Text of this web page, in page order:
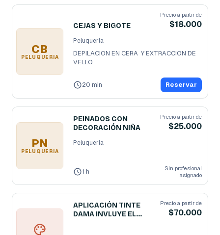
CB
PELUQUERIA
CEJAS Y BIGOTE
Precio a partir de
$18.000
Peluqueria
DEPILACION EN CERA  Y EXTRACCION DE
VELLO
20 min Reservar
PN
PELUQUERIA
PEINADOS CON
DECORACIÓN NIÑA
Precio a partir de
$25.000
Peluqueria
1 h
Sin profesional
asignado
APLICACIÓN TINTE
DAMA INVLUYE EL
Precio a partir de
$70.000